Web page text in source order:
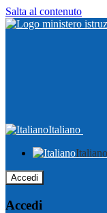
Salta al contenuto
Italiano
Italiano
Accedi
Accedi